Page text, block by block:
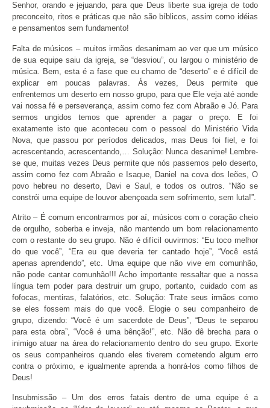
Senhor, orando e jejuando, para que Deus liberte sua igreja de todo
preconceito, ritos e práticas que não são bíblicos, assim como idéias
e pensamentos sem fundamento!
Falta de músicos – muitos irmãos desanimam ao ver que um músico
de sua equipe saiu da igreja, se “desviou”, ou largou o ministério de
música. Bem, esta é a fase que eu chamo de “deserto” e é difícil de
explicar em poucas palavras. Ás vezes, Deus permite que
enfrentemos um deserto em nosso grupo, para que Ele veja até aonde
vai nossa fé e perseverança, assim como fez com Abraão e Jó. Para
sermos ungidos temos que aprender a pagar o preço. E foi
exatamente isto que aconteceu com o pessoal do Ministério Vida
Nova, que passou por períodos delicados, mas Deus foi fiel, e foi
acrescentando, acrescentando,… Solução: Nunca desanime! Lembre-
se que, muitas vezes Deus permite que nós passemos pelo deserto,
assim como fez com Abraão e Isaque, Daniel na cova dos leões, O
povo hebreu no deserto, Davi e Saul, e todos os outros. “Não se
constrói uma equipe de louvor abençoada sem sofrimento, sem luta!”.
Atrito – É comum encontrarmos por aí, músicos com o coração cheio
de orgulho, soberba e inveja, não mantendo um bom relacionamento
com o restante do seu grupo. Não é difícil ouvirmos: “Eu toco melhor
do que você”, “Era eu que deveria ter cantado hoje”, “Você está
apenas aprendendo”, etc. Uma equipe que não vive em comunhão,
não pode cantar comunhão!!! Acho importante ressaltar que a nossa
língua tem poder para destruir um grupo, portanto, cuidado com as
fofocas, mentiras, falatórios, etc. Solução: Trate seus irmãos como
se eles fossem mais do que você. Elogie o seu companheiro de
grupo, dizendo: “Você é um sacerdote de Deus”, “Deus te separou
para esta obra”, “Você é uma bênção!”, etc. Não dê brecha para o
inimigo atuar na área do relacionamento dentro do seu grupo. Exorte
os seus companheiros quando eles tiverem cometendo algum erro
contra o próximo, e igualmente aprenda a honrá-los como filhos de
Deus!
Insubmissão – Um dos erros fatais dentro de uma equipe é a